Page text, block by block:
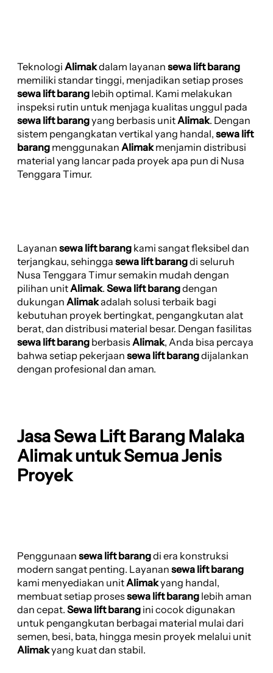
Teknologi Alimakdalam layanan sewa lift barang
memiliki standar tinggi, menjadikan setiap proses
sewa lift barang lebih optimal. Kami melakukan
inspeksi rutin untuk menjaga kualitas unggul pada
sewa lift barangyang berbasis unitAlimak. Dengan
sistem pengangkatan vertikal yang handal, sewa lift
barang menggunakan Alimakmenjamin distribusi
material yang lancar pada proyek apa pun di Nusa
Tenggara Timur.
Layanan sewa lift barang kami sangat fleksibel dan
terjangkau, sehingga sewa lift barangdi seluruh
Nusa Tenggara Timur semakin mudah dengan
pilihan unit Alimak. Sewa lift barangdengan
dukungan Alimakadalah solusi terbaik bagi
kebutuhan proyek bertingkat, pengangkutan alat
berat, dan distribusi material besar. Dengan fasilitas
sewa lift barang berbasis Alimak, Anda bisa percaya
bahwa setiap pekerjaan sewa lift barangdijalankan
dengan profesional dan aman.
Jasa Sewa Lift Barang Malaka
Alimak untuk Semua Jenis
Proyek
Penggunaan sewa lift barangdi era konstruksi
modern sangat penting. Layanan sewa lift barang
kami menyediakan unit Alimakyang handal,
membuat setiap prosessewa lift barang lebih aman
dan cepat. Sewa lift barang ini cocok digunakan
untuk pengangkutan berbagai material mulai dari
semen, besi, bata, hingga mesin proyek melalui unit
Alimakyang kuat dan stabil.